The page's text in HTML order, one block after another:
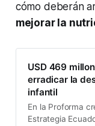
cómo deberán
mejorar la
USD 469
erradicar la
infantil
En la Proforma
Estrategia